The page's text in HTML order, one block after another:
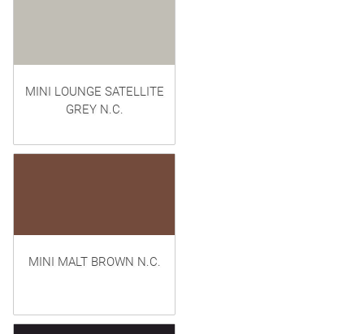
MINI LOUNGE SATELLITE
GREY N.C.
MINI MALT BROWN N.C.